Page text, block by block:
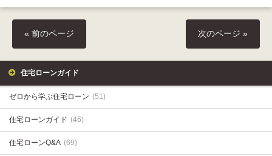
« 前のページ 次のページ »
住宅ローンガイド
ゼロから学ぶ住宅ローン (51)
住宅ローンガイド (46)
住宅ローンQ&A (69)